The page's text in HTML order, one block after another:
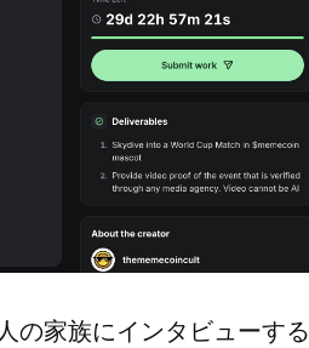
の家族にインタビューする